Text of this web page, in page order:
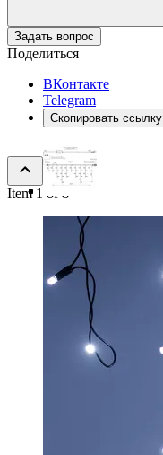
Задать вопрос
Поделиться
ВКонтакте
Telegram
Скопировать ссылку
Item 1 of 8